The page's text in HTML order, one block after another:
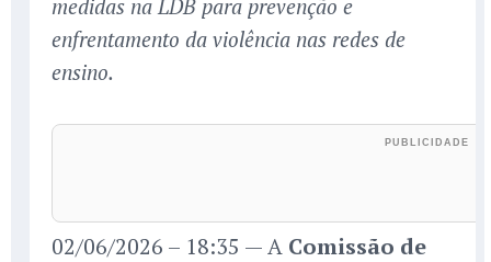
medidas na LDB para prevenção e
enfrentamento da violência nas redes de
ensino.
02/06/2026 – 18:35 — A Comissão de